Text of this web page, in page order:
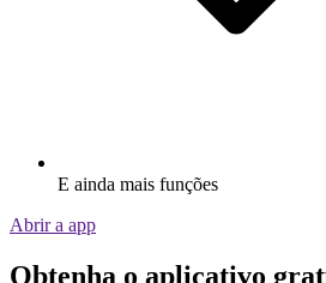
E ainda mais funções
Abrir a app
Obtenha o aplicativo